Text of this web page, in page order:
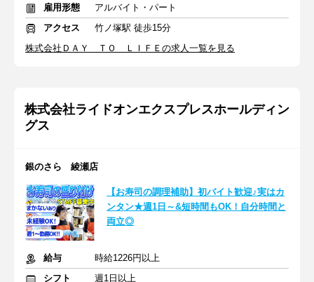
雇用形態
アルバイト・パート
アクセス
竹ノ塚駅 徒歩15分
株式会社ＤＡＹ ＴＯ ＬＩＦＥの求人一覧を見る
株式会社ライドオンエクスプレスホールディン
グス
銀のさら 綾瀬店
【お寿司の調理補助】初バイト歓迎♪実はカ
ンタン★週1日～&短時間もOK！自分時間と
両立◎
給与
時給1226円以上
シフト
週1日以上